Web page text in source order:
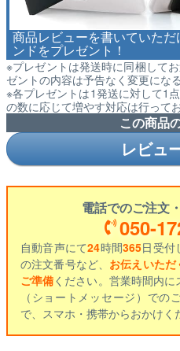
商品レビューを書いていた
ンドをプレゼント！
※プレゼントは発送時に同梱して
ゼントの内容は予告なく変更にな
※各プレゼントは1発送に対して1
の数に応じて増やす対応は行って
この商品
レビュ
電話でのご注文
050-
自動音声にて24時間365日受付
の注文番号など、 お伝えいた
ご準備ください。営業時間内
（ショートメッセージ）での
で、スマホ・携帯からおかけく